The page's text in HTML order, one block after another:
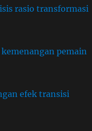
rasio transformasi
pemain
efek transisi